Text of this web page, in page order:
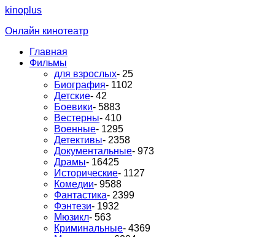
kinoplus
Онлайн кинотеатр
Главная
Фильмы
для взрослых- 25
Биография- 1102
Детские- 42
Боевики- 5883
Вестерны- 410
Военные- 1295
Детективы- 2358
Документальные- 973
Драмы- 16425
Исторические- 1127
Комедии- 9588
Фантастика- 2399
Фэнтези- 1932
Мюзикл- 563
Криминальные- 4369